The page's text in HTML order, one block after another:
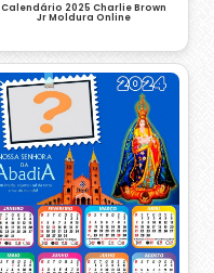
Calendário 2025 Charlie Brown
Jr Moldura Online